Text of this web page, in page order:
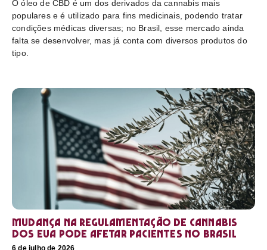
O óleo de CBD é um dos derivados da cannabis mais
populares e é utilizado para fins medicinais, podendo tratar
condições médicas diversas; no Brasil, esse mercado ainda
falta se desenvolver, mas já conta com diversos produtos do
tipo.
Mudança na regulamentação de cannabis
dos EUA pode afetar pacientes no Brasil
6 de julho de 2026